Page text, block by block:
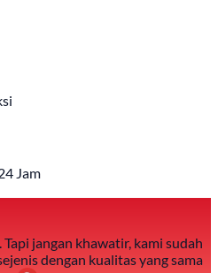
Jam
jangan khawatir, kami sudah
dengan kualitas yang sama